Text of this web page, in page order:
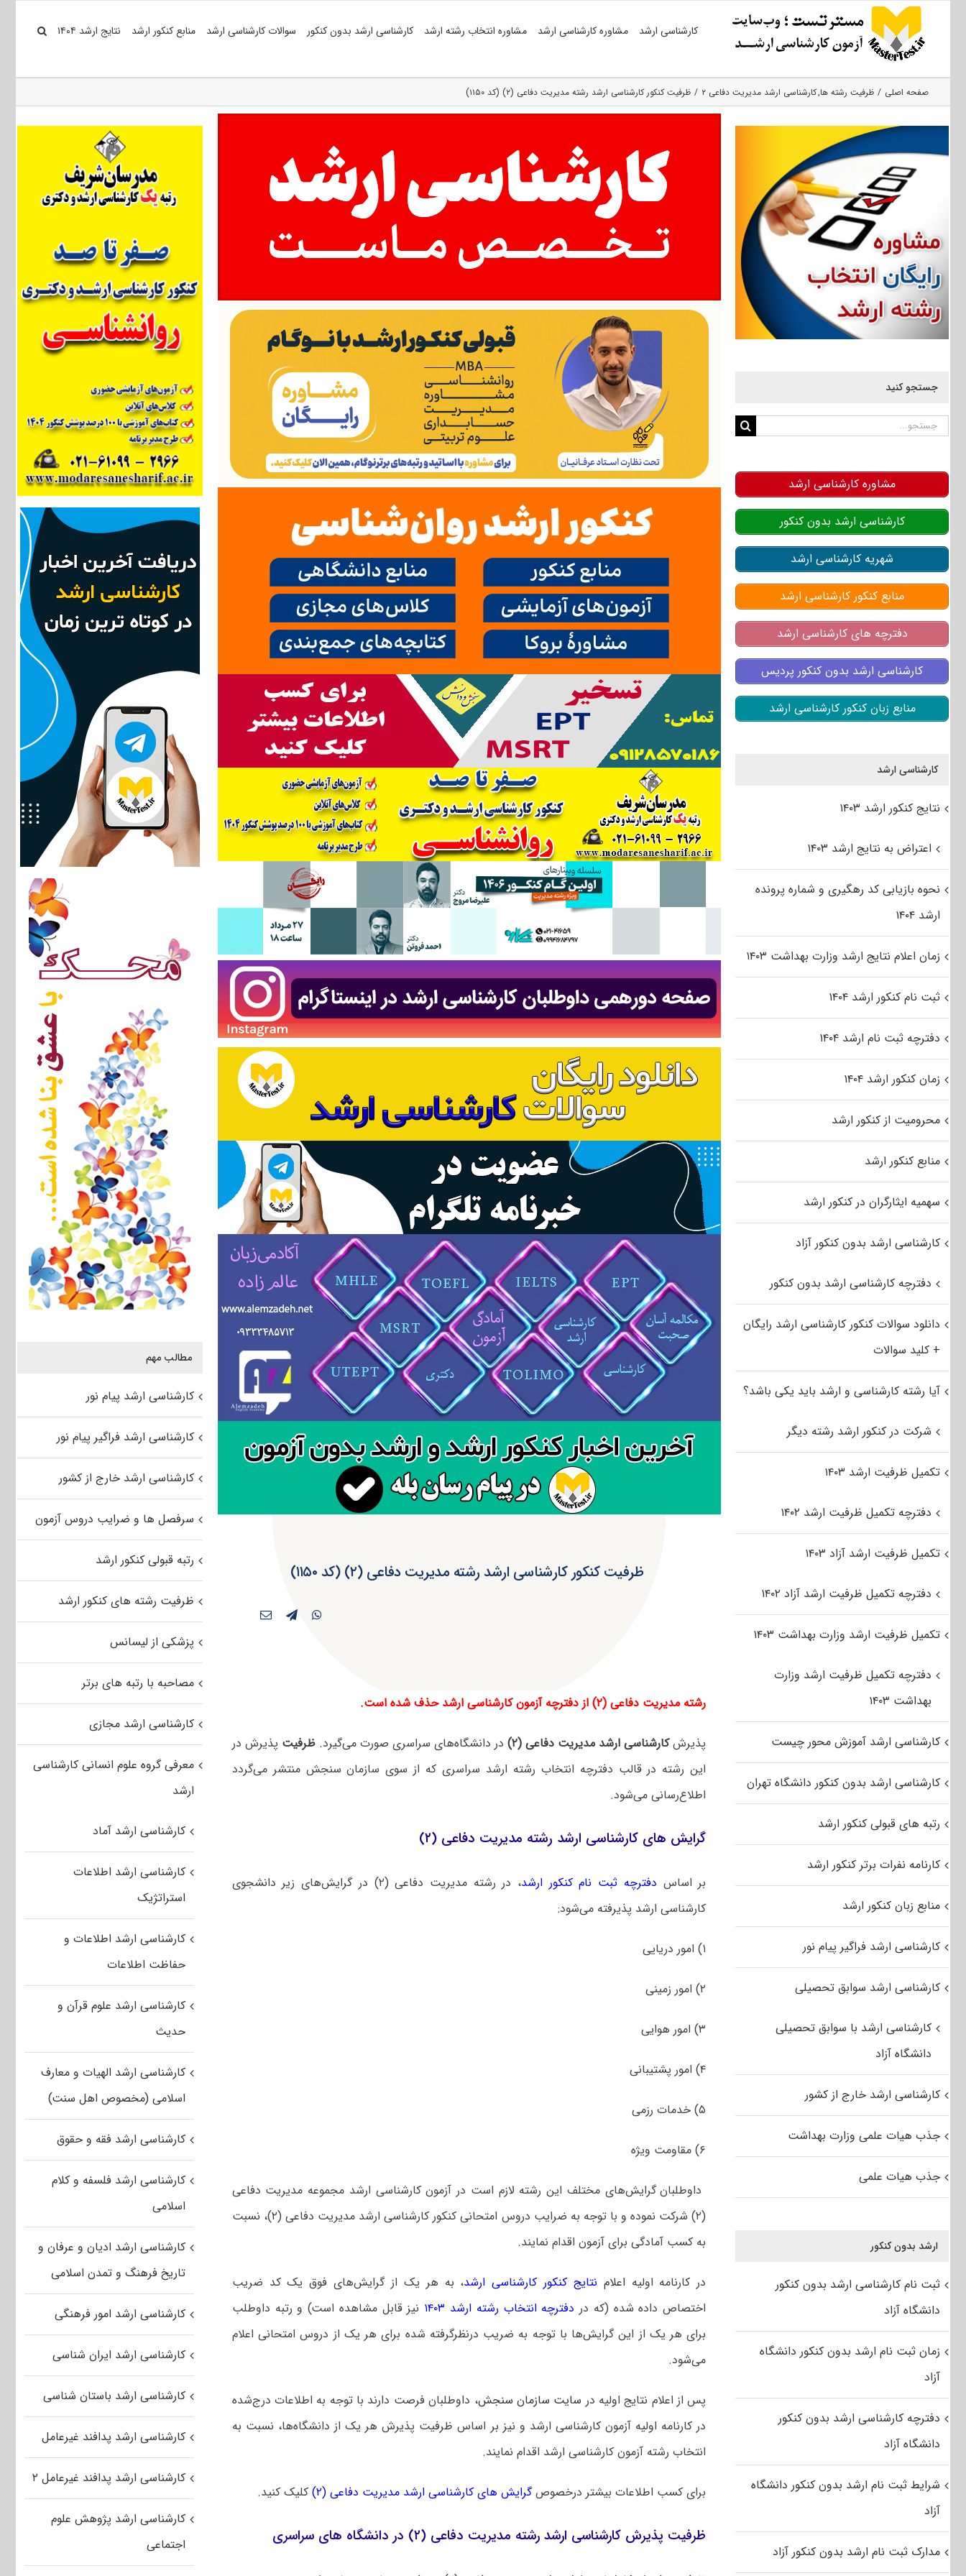
کارشناسی ارشد مشاوره کارشناسی ارشد مشاوره انتخاب رشته ارشد کارشناسی ارشد بدون کنکور سوالات کارشناسی ارشد منابع کنکور ارشد نتایج ارشد ۱۴۰۴
صفحه اصلی ظرفیت رشته ها کارشناسی ارشد مدیریت دفاعی ۲ ظرفیت کنکور کارشناسی ارشد رشته مدیریت دفاعی (۲) (کد ۱۱۵۰)
ظرفیت کنکور کارشناسی ارشد رشته مدیریت دفاعی (۲) (کد ۱۱۵۰)
رشته مدیریت دفاعی (۲) از دفترچه آزمون کارشناسی ارشد حذف شده است.
پذیرشکارشناسی ارشد مدیریت دفاعی (۲) در دانشگاه‌های سراسری صورت می‌گیرد.ظرفیت پذیرش در
این رشته در قالب دفترچه انتخاب رشته ارشد سراسری که از سوی سازمان سنجش منتشر می‌گردد
اطلاع‌رسانی می‌شود.
گرایش های کارشناسی ارشد رشته مدیریت دفاعی (۲)
بر اساس دفترچه ثبت نام کنکور ارشد
، در رشته مدیریت دفاعی (۲) در گرایش‌های زیر دانشجوی
کارشناسی ارشد پذیرفته می‌شود:
۱) امور دریایی
۲) امور زمینی
۳) امور هوایی
۴) امور پشتیبانی
۵) خدمات رزمی
۶) مقاومت ویژه
داوطلبان گرایش‌های مختلف این رشته لازم است در آزمون کارشناسی ارشد مجموعه مدیریت دفاعی
(۲) شرکت نموده و با توجه به ضرایب دروس امتحانی کنکور کارشناسی ارشد مدیریت دفاعی (۲)، نسبت
به کسب آمادگی برای آزمون اقدام نمایند.
در کارنامه اولیه اعلام نتایج کنکور کارشناسی ارشد، به هر یک از گرایش‌های فوق یک کد ضریب
اختصاص داده شده (که در دفترچه انتخاب رشته ارشد ۱۴۰۳
نیز قابل مشاهده است) و رتبه داوطلب
برای هر یک از این گرایش‌ها با توجه به ضریب درنظرگرفته شده برای هر یک از دروس امتحانی اعلام
می‌شود.
پس از اعلام نتایج اولیه در سایت سازمان سنجش، داوطلبان فرصت دارند با توجه به اطلاعات درج‌شده
در کارنامه اولیه آزمون کارشناسی ارشد و نیز بر اساس ظرفیت پذیرش هر یک از دانشگاه‌ها، نسبت به
انتخاب رشته آزمون کارشناسی ارشد اقدام نمایند.
برای کسب اطلاعات بیشتر درخصوصگرایش های کارشناسی ارشد مدیریت دفاعی (۲) کلیک کنید.
ظرفیت پذیرش کارشناسی ارشد رشته مدیریت دفاعی (۲) در دانشگاه های سراسری
مطالب مهم
کارشناسی ارشد پیام نور
کارشناسی ارشد فراگیر پیام نور
کارشناسی ارشد خارج از کشور
سرفصل ها و ضرایب دروس آزمون
رتبه قبولی کنکور ارشد
ظرفیت رشته های کنکور ارشد
پزشکی از لیسانس
مصاحبه با رتبه های برتر
کارشناسی ارشد مجازی
معرفی گروه علوم انسانی کارشناسی
ارشد
کارشناسی ارشد آماد
کارشناسی ارشد اطلاعات
استراتژیک
کارشناسی ارشد اطلاعات و
حفاظت اطلاعات
کارشناسی ارشد علوم قرآن و
حدیث
کارشناسی ارشد الهیات و معارف
اسلامی (مخصوص اهل سنت)
کارشناسی ارشد فقه و حقوق
کارشناسی ارشد فلسفه و کلام
اسلامی
کارشناسی ارشد ادیان و عرفان و
تاریخ فرهنگ و تمدن اسلامی
کارشناسی ارشد امور فرهنگی
کارشناسی ارشد ایران شناسی
کارشناسی ارشد باستان شناسی
کارشناسی ارشد پدافند غیرعامل
کارشناسی ارشد پدافند غیرعامل ۲
کارشناسی ارشد پژوهش علوم
اجتماعی
جستجو کنید
جستجو
مشاوره کارشناسی ارشد
کارشناسی ارشد بدون کنکور
شهریه کارشناسی ارشد
منابع کنکور کارشناسی ارشد
دفترچه های کارشناسی ارشد
کارشناسی ارشد بدون کنکور پردیس
منابع زبان کنکور کارشناسی ارشد
کارشناسی ارشد
نتایج کنکور ارشد ۱۴۰۳
اعتراض به نتایج ارشد ۱۴۰۳
نحوه بازیابی کد رهگیری و شماره پرونده
ارشد ۱۴۰۴
زمان اعلام نتایج ارشد وزارت بهداشت ۱۴۰۳
ثبت نام کنکور ارشد ۱۴۰۴
دفترچه ثبت نام ارشد ۱۴۰۴
زمان کنکور ارشد ۱۴۰۴
محرومیت از کنکور ارشد
منابع کنکور ارشد
سهمیه ایثارگران در کنکور ارشد
کارشناسی ارشد بدون کنکور آزاد
دفترچه کارشناسی ارشد بدون کنکور
دانلود سوالات کنکور کارشناسی ارشد رایگان
+ کلید سوالات
آیا رشته کارشناسی و ارشد باید یکی باشد؟
شرکت در کنکور ارشد رشته دیگر
تکمیل ظرفیت ارشد ۱۴۰۳
دفترچه تکمیل ظرفیت ارشد ۱۴۰۲
تکمیل ظرفیت ارشد آزاد ۱۴۰۳
دفترچه تکمیل ظرفیت ارشد آزاد ۱۴۰۲
تکمیل ظرفیت ارشد وزارت بهداشت ۱۴۰۳
دفترچه تکمیل ظرفیت ارشد وزارت
بهداشت ۱۴۰۳
کارشناسی ارشد آموزش محور چیست
کارشناسی ارشد بدون کنکور دانشگاه تهران
رتبه های قبولی کنکور ارشد
کارنامه نفرات برتر کنکور ارشد
منابع زبان کنکور ارشد
کارشناسی ارشد فراگیر پیام نور
کارشناسی ارشد سوابق تحصیلی
کارشناسی ارشد با سوابق تحصیلی
دانشگاه آزاد
کارشناسی ارشد خارج از کشور
جذب هیات علمی وزارت بهداشت
جذب هیات علمی
ارشد بدون کنکور
ثبت نام کارشناسی ارشد بدون کنکور
دانشگاه آزاد
زمان ثبت نام ارشد بدون کنکور دانشگاه
آزاد
دفترچه کارشناسی ارشد بدون کنکور
دانشگاه آزاد
شرایط ثبت نام ارشد بدون کنکور دانشگاه
آزاد
مدارک ثبت نام ارشد بدون کنکور آزاد